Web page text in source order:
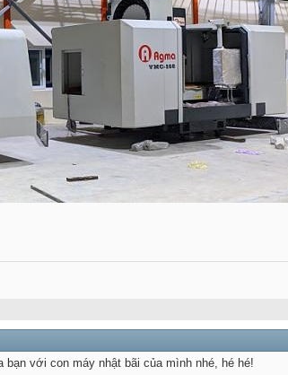
với con máy nhật bãi của mình nhé, hé hé!